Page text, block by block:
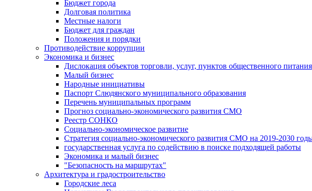
Бюджет города
Долговая политика
Местные налоги
Бюджет для граждан
Положения и порядки
Противодействие коррупции
Экономика и бизнес
Дислокация объектов торговли, услуг, пунктов общественного питания
Малый бизнес
Народные инициативы
Паспорт Слюдянского муниципального образования
Перечень муниципальных программ
Прогноз социально-экономического развития СМО
Реестр СОНКО
Социально-экономическое развитие
Стратегия социально-экономического развития СМО на 2019-2030
государственная услуга по содействию в поиске подходящей работы
Экономика и малый бизнес
"Безопасность на маршрутах"
Архитектура и градостроительство
Городские леса